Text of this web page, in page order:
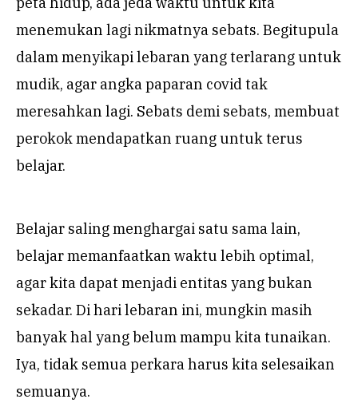
menemukan lagi nikmatnya sebats. Begitupula
dalam menyikapi lebaran yang terlarang untuk
mudik, agar angka paparan covid tak
meresahkan lagi. Sebats demi sebats, membuat
perokok mendapatkan ruang untuk terus
belajar.
Belajar saling menghargai satu sama lain,
belajar memanfaatkan waktu lebih optimal,
agar kita dapat menjadi entitas yang bukan
sekadar. Di hari lebaran ini, mungkin masih
banyak hal yang belum mampu kita tunaikan.
Iya, tidak semua perkara harus kita selesaikan
semuanya.